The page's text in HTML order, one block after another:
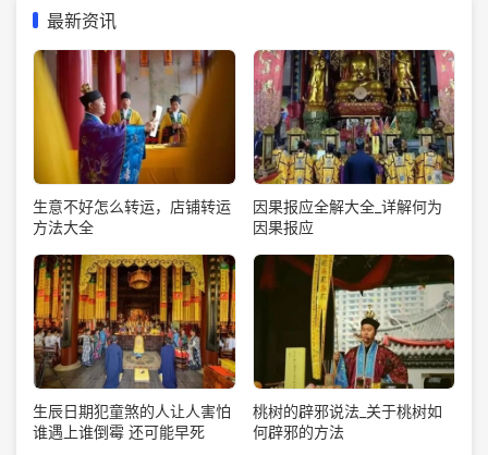
最新资讯
生意不好怎么转运，店铺转运
方法大全
因果报应全解大全_详解何为
因果报应
生辰日期犯童煞的人让人害怕
谁遇上谁倒霉 还可能早死
桃树的辟邪说法_关于桃树如
何辟邪的方法